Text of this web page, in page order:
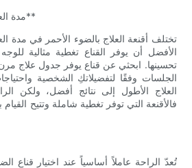
**3. مدة العلاج ومنطقة التغطية**
تختلف أقنعة العلاج بالضوء الأحمر في مدة
الأفضل أن يوفر القناع تغطية مثالية
تحسينها. ابحثي عن قناع يوفر جدول علاج
الجلسات وفقًا لتفضيلاتكِ الشخصية
العلاج الأطول إلى نتائج أفضل، ولكن
فالأقنعة التي توفر تغطية شاملة وتتيح
تُعدّ الراحة عاملاً أساسياً عند اختيار قناع